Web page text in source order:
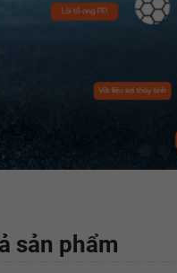
sản phẩm